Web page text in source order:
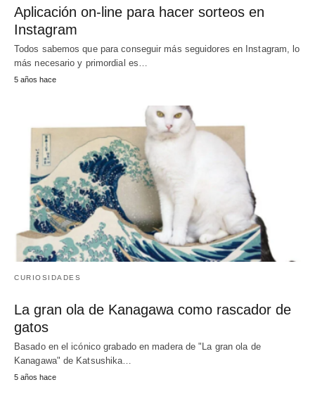
Aplicación on-line para hacer sorteos en
Instagram
Todos sabemos que para conseguir más seguidores en Instagram, lo
más necesario y primordial es…
5 años hace
CURIOSIDADES
La gran ola de Kanagawa como rascador de
gatos
Basado en el icónico grabado en madera de "La gran ola de
Kanagawa" de Katsushika…
5 años hace